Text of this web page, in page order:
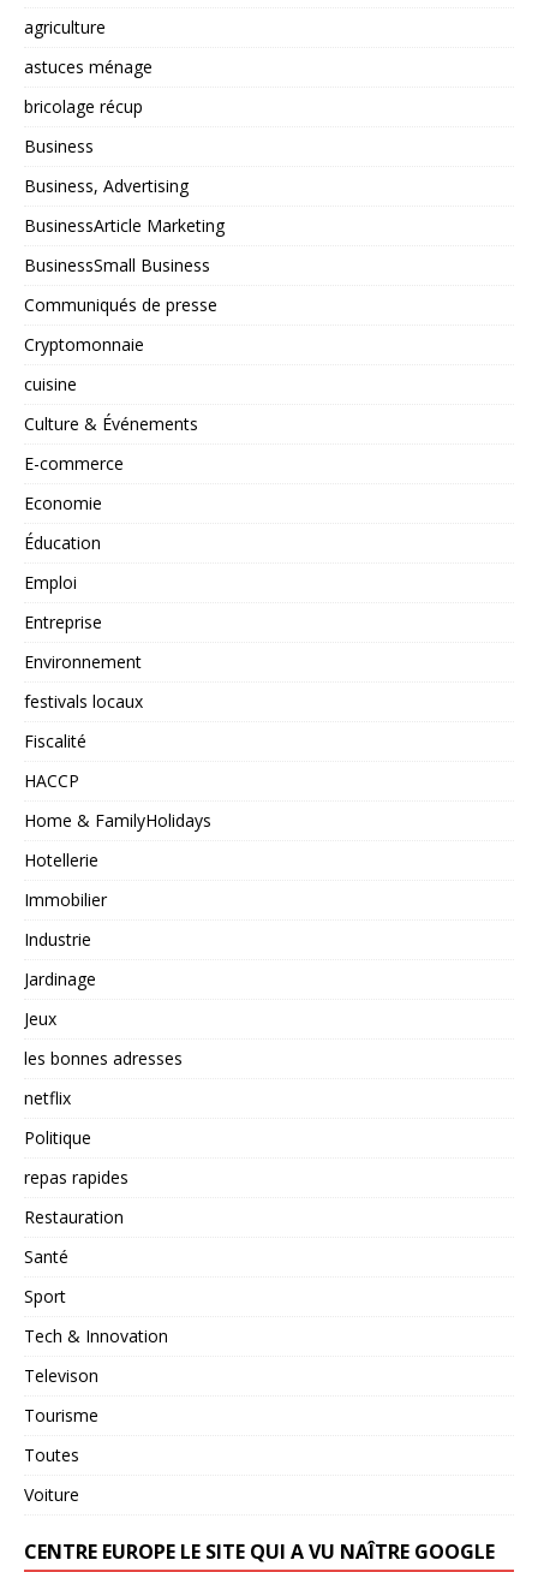
agriculture
astuces ménage
bricolage récup
Business
Business, Advertising
BusinessArticle Marketing
BusinessSmall Business
Communiqués de presse
Cryptomonnaie
cuisine
Culture & Événements
E-commerce
Economie
Éducation
Emploi
Entreprise
Environnement
festivals locaux
Fiscalité
HACCP
Home & FamilyHolidays
Hotellerie
Immobilier
Industrie
Jardinage
Jeux
les bonnes adresses
netflix
Politique
repas rapides
Restauration
Santé
Sport
Tech & Innovation
Televison
Tourisme
Toutes
Voiture
CENTRE EUROPE LE SITE QUI A VU NAÎTRE GOOGLE